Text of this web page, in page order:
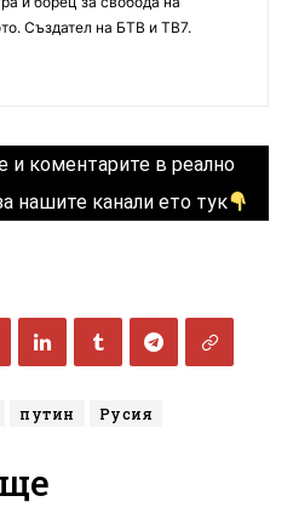
Създател на БТВ и ТВ7.
и коментарите в реално
нашите канали ето тук
путин
Русия